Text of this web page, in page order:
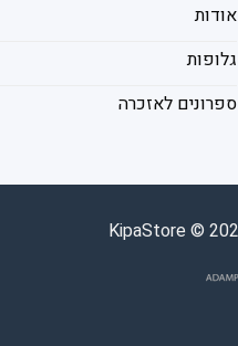
אודות
גלופות
ספרונים לאזכרה